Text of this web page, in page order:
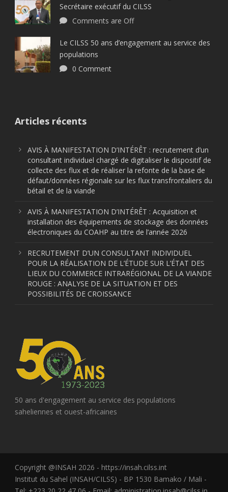
Secrétaire exécutif du CILSS
Comments are Off
Le CILSS 50 ans d’engagement au service des
populations
0 Comment
Articles récents
AVIS À MANIFESTATION D’INTÉRÊT : recrutement d’un
consultant individuel chargé de digitaliser le dispositif de
collecte des flux et de réaliser la refonte de la base de
défaut/données régionale sur les flux transfrontaliers du
bétail et de la viande
AVIS À MANIFESTATION D’INTÉRÊT : Acquisition et
installation des équipements de stockage des données
électroniques du COAHP au titre de l’année 2026
RECRUTEMENT D’UN CONSULTANT INDIVIDUEL
POUR LA RÉALISATION DE L’ÉTUDE SUR L’ÉTAT DES
LIEUX DU COMMERCE INTRARÉGIONAL DE LA VIANDE
ROUGE : ANALYSE DE LA SITUATION ET DES
POSSIBILITÉS DE CROISSANCE
50 ans d'engagement au service des populations
saheliennes et ouest-africaines
Copyright @INSAH 2026 - https://insah.cilss.int
Institut du Sahel (INSAH/CILSS) - BP 1530 Bamako / Mali -